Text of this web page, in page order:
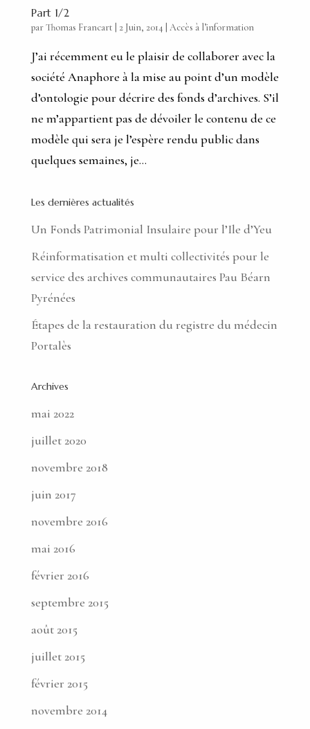
Part 1/2
parThomas Francart 2 Juin, 2014 Accès à l’information
J’ai récemment eu le plaisir de collaborer avec la
société Anaphore à la mise au point d’un modèle
d’ontologie pour décrire des fonds d’archives. S’il
ne m’appartient pas de dévoiler le contenu de ce
modèle qui sera je l’espère rendu public dans
quelques semaines, je...
Les dernières actualités
Un Fonds Patrimonial Insulaire pour l’Ile d’Yeu
Réinformatisation et multi collectivités pour le
service des archives communautaires Pau Béarn
Pyrénées
Étapes de la restauration du registre du médecin
Portalès
Archives
mai 2022
juillet 2020
novembre 2018
juin 2017
novembre 2016
mai 2016
février 2016
septembre 2015
août 2015
juillet 2015
février 2015
novembre 2014